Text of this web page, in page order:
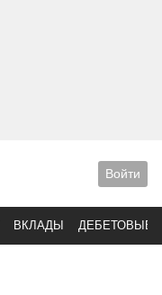
Войти
ВКЛАДЫ ДЕБЕТОВЫЕ